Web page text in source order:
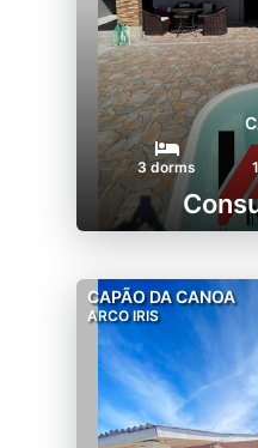
3 dorms
CAPÃO DA CANOA
ARCO IRIS